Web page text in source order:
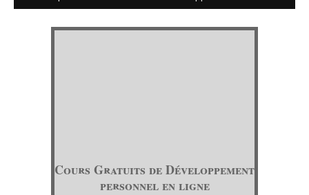
Cours Gratuits de Développement
personnel en ligne